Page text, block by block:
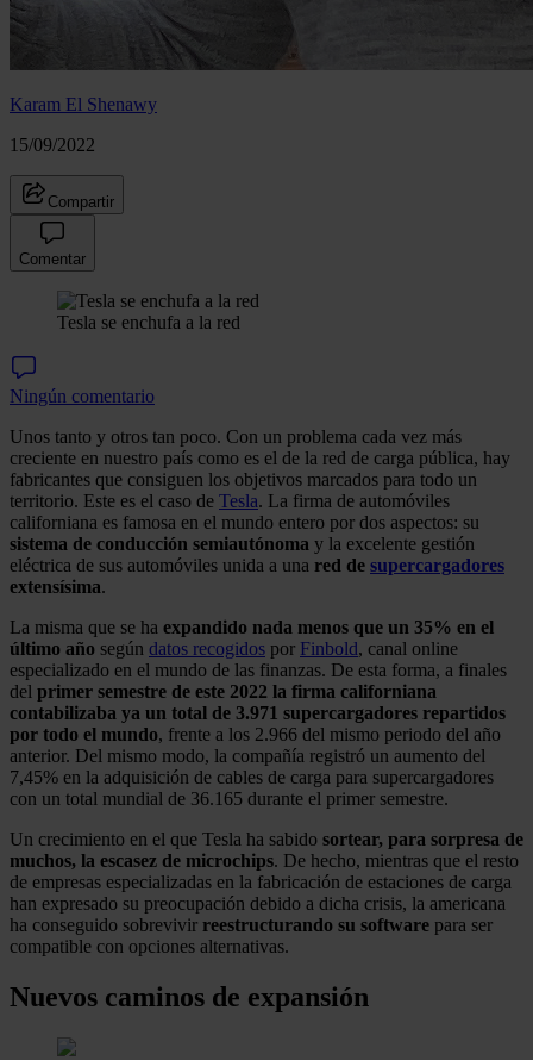
Karam El Shenawy
15/09/2022
Compartir
Comentar
Tesla se enchufa a la red
Ningún comentario
Unos tanto y otros tan poco. Con un problema cada vez más
creciente en nuestro país como es el de la red de carga pública, hay
fabricantes que consiguen los objetivos marcados para todo un
territorio. Este es el caso de Tesla. La firma de automóviles
californiana es famosa en el mundo entero por dos aspectos: su
sistema de conducción semiautónoma y la excelente gestión
eléctrica de sus automóviles unida a una red de supercargadores
extensísima.
La misma que se ha expandido nada menos que un 35% en el
último año según datos recogidos por Finbold, canal online
especializado en el mundo de las finanzas. De esta forma, a finales
del primer semestre de este 2022 la firma californiana
contabilizaba ya un total de 3.971 supercargadores repartidos
por todo el mundo, frente a los 2.966 del mismo periodo del año
anterior. Del mismo modo, la compañía registró un aumento del
7,45% en la adquisición de cables de carga para supercargadores
con un total mundial de 36.165 durante el primer semestre.
Un crecimiento en el que Tesla ha sabido sortear, para sorpresa de
muchos, la escasez de microchips. De hecho, mientras que el resto
de empresas especializadas en la fabricación de estaciones de carga
han expresado su preocupación debido a dicha crisis, la americana
ha conseguido sobrevivir reestructurando su software para ser
compatible con opciones alternativas.
Nuevos caminos de expansión